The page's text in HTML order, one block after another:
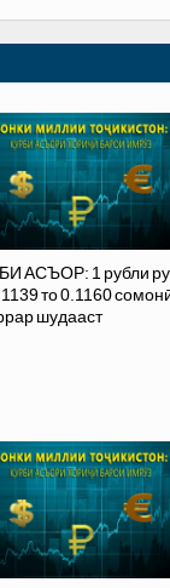
АСЪОР: 1 рубли
то 0.1160
шудааст